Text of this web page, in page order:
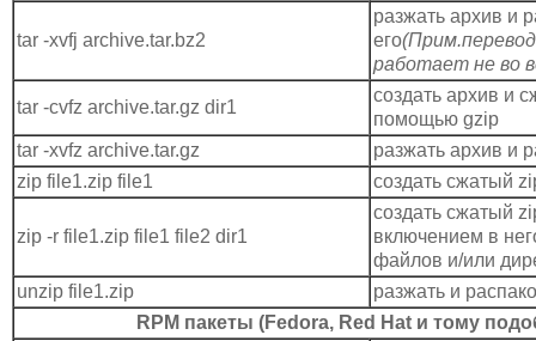
tar -xvfj archive.tar.bz2
разжать архив и
его
работает не во
tar -cvfz archive.tar.gz dir1
создать архив и
помощью gzip
tar -xvfz archive.tar.gz
разжать архив и
zip file1.zip file1
создать сжатый
zip -r file1.zip file1 file2 dir1
создать сжатый
включением в
файлов и/или
unzip file1.zip
разжать и
RPM пакеты (Fedora, Red Hat и тому